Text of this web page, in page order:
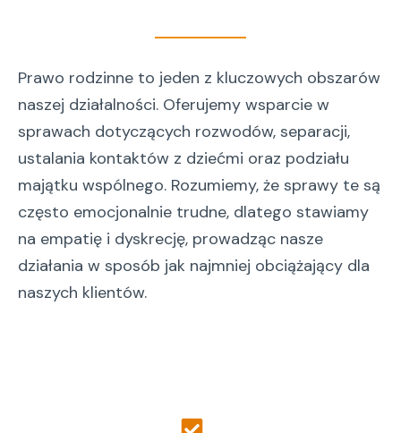
Prawo rodzinne to jeden z kluczowych obszarów
naszej działalności. Oferujemy wsparcie w
sprawach dotyczących rozwodów, separacji,
ustalania kontaktów z dziećmi oraz podziału
majątku wspólnego. Rozumiemy, że sprawy te są
często emocjonalnie trudne, dlatego stawiamy
na empatię i dyskrecję, prowadząc nasze
działania w sposób jak najmniej obciążający dla
naszych klientów.